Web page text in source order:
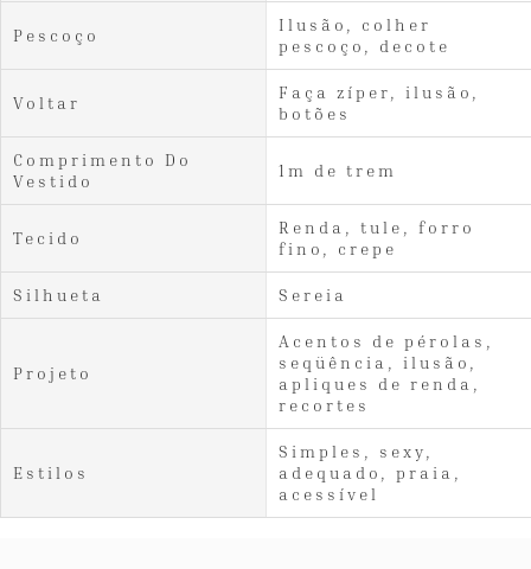
Pescoço
Ilusão, colher
pescoço, decote
Voltar
Faça zíper, ilusão,
botões
Comprimento Do
Vestido
1m de trem
Tecido
Renda, tule, forro
fino, crepe
Silhueta Sereia
Projeto
Acentos de pérolas,
seqüência, ilusão,
apliques de renda,
recortes
Estilos
Simples, sexy,
adequado, praia,
acessível